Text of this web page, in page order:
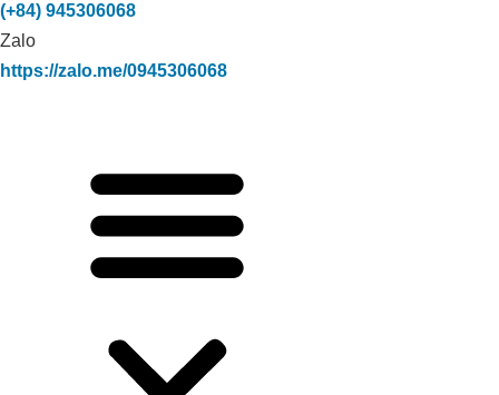
(+84) 945306068
Zalo
https://zalo.me/0945306068